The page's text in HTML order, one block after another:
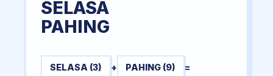
SELASA
PAHING
SELASA (3) + PAHING (9) =